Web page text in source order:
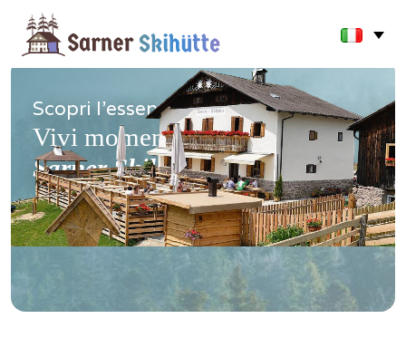
Scopri l'essenza delle Alpi.
Vivi momenti autentici alla
Sarner Skihütte